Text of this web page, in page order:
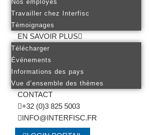
Nos employés
Travailler chez Interfisc
Témoignages
EN SAVOIR PLUS
Télécharger
Événements
Informations des pays
Vue d’ensemble des thèmes
CONTACT
+32 (0)3 825 5003
INFO@INTERFISC.FR